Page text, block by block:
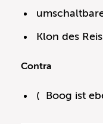
Klon des
Contra
( Boog ist